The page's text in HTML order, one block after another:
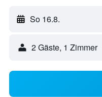
So 16.8.
2 Gäste, 1 Zimmer